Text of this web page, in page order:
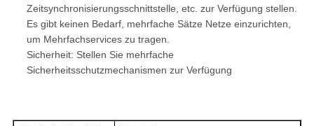
Zeitsynchronisierungsschnittstelle, etc. zur Verfügung stellen.
Es gibt keinen Bedarf, mehrfache Sätze Netze einzurichten,
um Mehrfachservices zu tragen.
Sicherheit: Stellen Sie mehrfache
Sicherheitsschutzmechanismen zur Verfügung